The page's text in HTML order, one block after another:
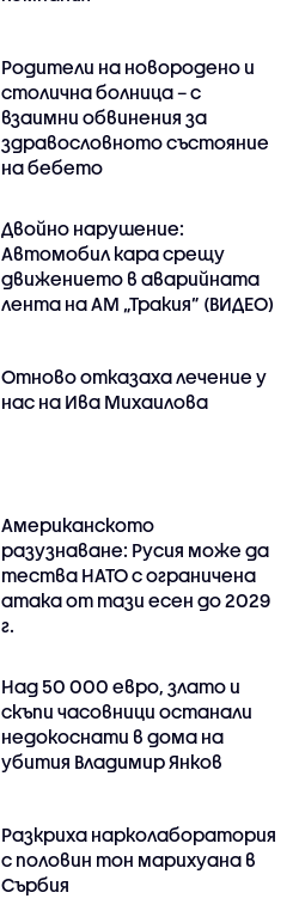
Родители на новородено и
столична болница – с
взаимни обвинения за
здравословното състояние
на бебето
Двойно нарушение:
Автомобил кара срещу
движението в аварийната
лента на АМ „Тракия” (ВИДЕО)
Отново отказаха лечение у
нас на Ива Михаилова
Американското
разузнаване: Русия може да
тества НАТО с ограничена
атака от тази есен до 2029
г.
Над 50 000 евро, злато и
скъпи часовници останали
недокоснати в дома на
убития Владимир Янков
Разкриха нарколаборатория
с половин тон марихуана в
Сърбия